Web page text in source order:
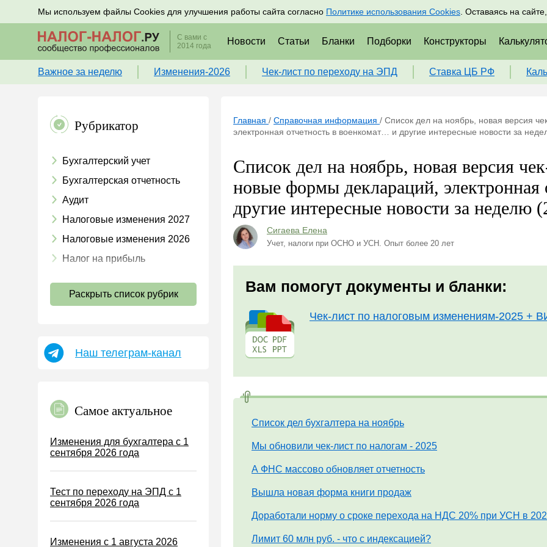
Мы используем файлы Cookies для улучшения работы сайта согласно Политике использования Cookies . Оставаясь на
Подписывайтесь на новости по налогам, учету и кадрам Подписаться
С вами с
2014 года
Новости Статьи Бланки Подборки Конструкторы
Важное за неделю Изменения-2026 Чек-лист по переходу на ЭПД Ставка ЦБ РФ
Рубрикатор
Бухгалтерский учет
Бухгалтерская отчетность
Аудит
Налоговые изменения 2027
Налоговые изменения 2026
Налог на прибыль
Страховые взносы 2026
УСН
Земельный налог
Налог на рекламу
Торговый сбор
Туристический налог
Раскрыть список рубрик
Наш телеграм-канал
Самое актуальное
Изменения для бухгалтера с 1
сентября 2026 года
Тест по переходу на ЭПД с 1
сентября 2026 года
Изменения с 1 августа 2026
Главная / Справочная информация / Список дел на ноябрь, новая версия
электронная отчетность в военкомат… и другие интересные новости за
Список дел на ноябрь, новая версия
новые формы деклараций,
другие интересные новости за неделю
Сигаева Елена
Учет, налоги при ОСНО и УСН. Опыт более 20 лет
Вам помогут документы и бланки:
Чек-лист по налоговым изменениям-2025 +
Список дел бухгалтера на ноябрь
Мы обновили чек-лист по налогам - 2025
А ФНС массово обновляет отчетность
Вышла новая форма книги продаж
Доработали норму о сроке перехода на НДС 20% при УСН в
Лимит 60 млн руб. - что с индексацией?